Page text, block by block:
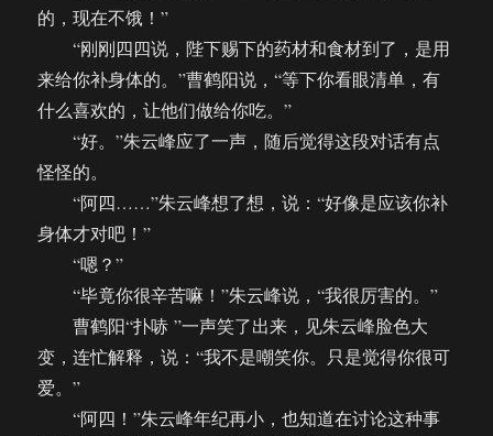
的，现在不饿！”
“刚刚四四说，陛下赐下的药材和食材到了，是用
来给你补身体的。”曹鹤阳说，“等下你看眼清单，有
什么喜欢的，让他们做给你吃。”
“好。”朱云峰应了一声，随后觉得这段对话有点
怪怪的。
“阿四……”朱云峰想了想，说：“好像是应该你补
身体才对吧！”
“嗯？”
“毕竟你很辛苦嘛！”朱云峰说，“我很厉害的。”
曹鹤阳“扑哧 ”一声笑了出来，见朱云峰脸色大
变，连忙解释，说：“我不是嘲笑你。只是觉得你很可
爱。”
“阿四！”朱云峰年纪再小，也知道在讨论这种事